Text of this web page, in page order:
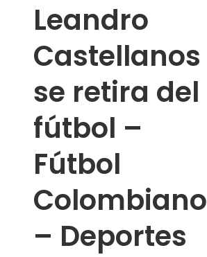
Leandro
Castellanos
se retira del
fútbol –
Fútbol
Colombiano
– Deportes